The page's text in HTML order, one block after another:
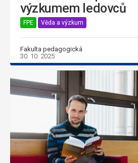
výzkumem ledovců
FPE Věda a výzkum
Fakulta pedagogická
30. 10. 2025